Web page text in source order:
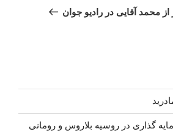
از محمد آقایی در رادیو جوان
گذاری در روسیه بلاروس و رومانی